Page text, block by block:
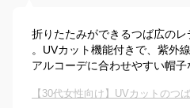
折りたたみができるつば広の
。UVカット機能付きで、紫外
アルコーデに合わせやすい帽子